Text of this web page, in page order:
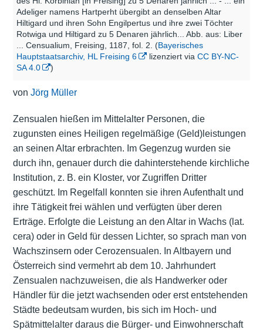
Adeliger namens Hartperht übergibt an denselben Altar
Hiltigard und ihren Sohn Engilpertus und ihre zwei Töchter
Rotwiga und Hiltigard zu 5 Denaren jährlich... Abb. aus: Liber
... Censualium, Freising, 1187, fol. 2. (Bayerisches
Hauptstaatsarchiv, HL Freising 6
lizenziert viaCC BY-NC-
SA 4.0
)
von Jörg Müller
Zensualen hießen im Mittelalter Personen, die
zugunsten eines Heiligen regelmäßige (Geld)leistungen
an seinen Altar erbrachten. Im Gegenzug wurden sie
durch ihn, genauer durch die dahinterstehende kirchliche
Institution, z. B. ein Kloster, vor Zugriffen Dritter
geschützt. Im Regelfall konnten sie ihren Aufenthalt und
ihre Tätigkeit frei wählen und verfügten über deren
Erträge. Erfolgte die Leistung an den Altar in Wachs (lat.
cera) oder in Geld für dessen Lichter, so sprach man von
Wachszinsern oder Cerozensualen. In Altbayern und
Österreich sind vermehrt ab dem 10. Jahrhundert
Zensualen nachzuweisen, die als Handwerker oder
Händler für die jetzt wachsenden oder erst entstehenden
Städte bedeutsam wurden, bis sich im Hoch- und
Spätmittelalter daraus die Bürger- und Einwohnerschaft